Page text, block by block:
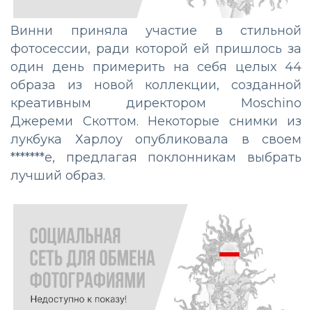
Винни приняла участие в стильной
фотосессии, ради которой ей пришлось за
один день примерить на себя целых 44
образа из новой коллекции, созданной
креативным директором Moschino
Джереми Скоттом. Некоторые снимки из
лукбука Харлоу опубликовала в своем
*******е, предлагая поклонникам выбрать
лучший образ.